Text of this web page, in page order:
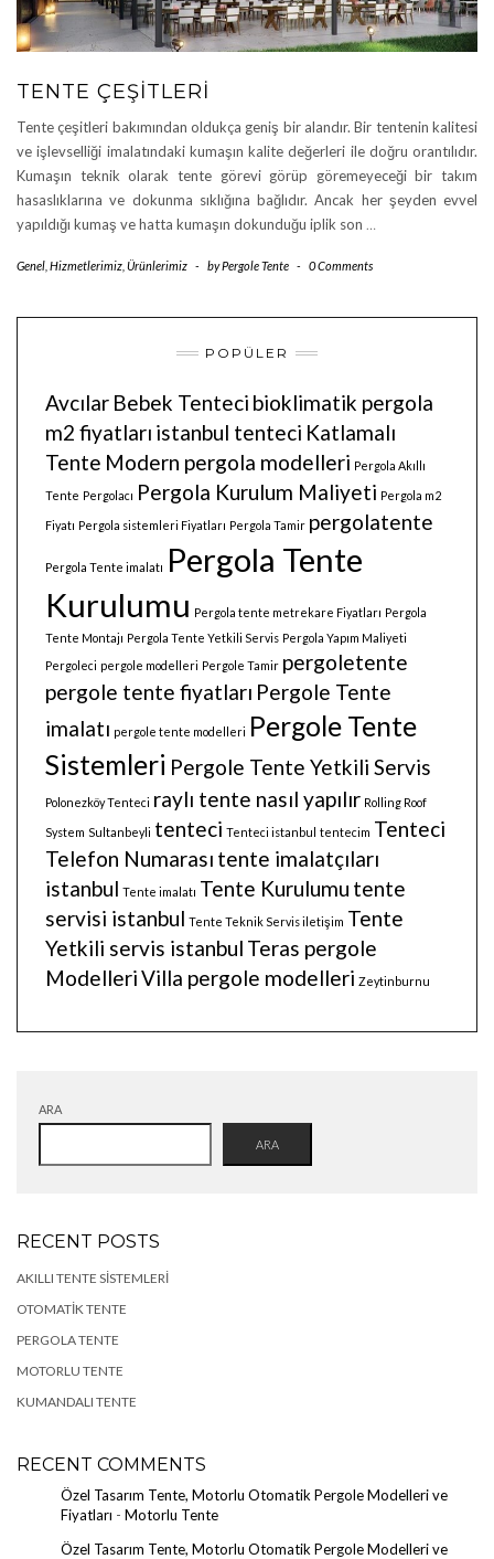
TENTE ÇEŞITLERI
Tente çeşitleri bakımından oldukça geniş bir alandır. Bir tentenin kalitesi
ve işlevselliği imalatındaki kumaşın kalite değerleri ile doğru orantılıdır.
Kumaşın teknik olarak tente görevi görüp göremeyeceği bir takım
hasaslıklarına ve dokunma sıklığına bağlıdır. Ancak her şeyden evvel
yapıldığı kumaş ve hatta kumaşın dokunduğu iplik son …
Genel Hizmetlerimiz Ürünlerimiz - byPergole Tente - 0 Comments
POPÜLER
Avcılar Bebek Tenteci bioklimatik pergola
m2 fiyatları istanbul tenteci Katlamalı
Tente Modern pergola modelleri Pergola Akıllı
Tente Pergolacı Pergola Kurulum Maliyeti Pergola m2
Fiyatı Pergola sistemleri Fiyatları Pergola Tamir pergolatente
Pergola Tente imalatı Pergola Tente
Kurulumu Pergola tente metrekare Fiyatları Pergola
Tente Montajı Pergola Tente Yetkili Servis Pergola Yapım Maliyeti
Pergoleci pergole modelleri Pergole Tamir pergoletente
pergole tente fiyatları Pergole Tente
imalatı pergole tente modelleri Pergole Tente
Sistemleri Pergole Tente Yetkili Servis
Polonezköy Tenteci raylı tente nasıl yapılır Rolling Roof
System Sultanbeyli tenteci Tenteci istanbul tentecim Tenteci
Telefon Numarası tente imalatçıları
istanbul Tente imalatı Tente Kurulumu tente
servisi istanbul Tente Teknik Servis iletişim Tente
Yetkili servis istanbul Teras pergole
ModelleriVilla pergole modelleri Zeytinburnu
ARA
ARA
RECENT POSTS
AKILLI TENTE SISTEMLERI
OTOMATIK TENTE
PERGOLA TENTE
MOTORLU TENTE
KUMANDALI TENTE
RECENT COMMENTS
Özel Tasarım Tente, Motorlu Otomatik Pergole Modelleri ve
Fiyatları - Motorlu Tente
Özel Tasarım Tente, Motorlu Otomatik Pergole Modelleri ve